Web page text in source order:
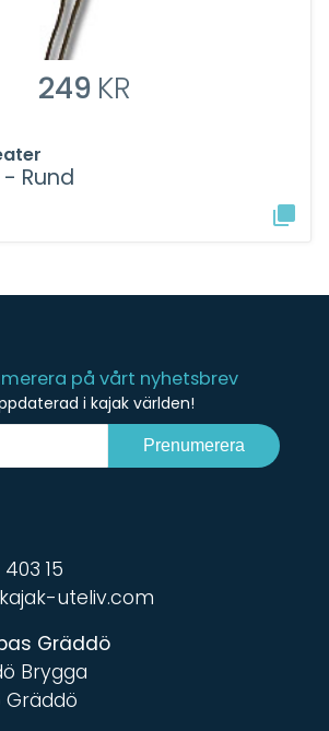
249 KR
Rund
på vårt nyhetsbrev
i kajak världen!
Prenumerera
15
uteliv.com
Gräddö
Brygga
Gräddö